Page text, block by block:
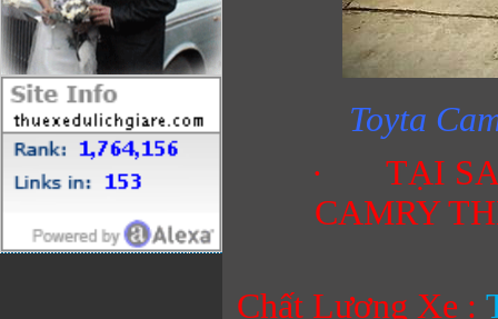
Toyta
· TẠI
CAMRY
Chất Lượng Xe :